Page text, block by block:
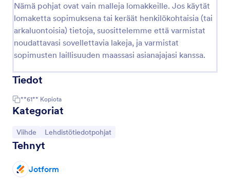
Nämä pohjat ovat vain malleja lomakkeille. Jos käytät
lomaketta sopimuksena tai keräät henkilökohtaisia (tai
arkaluontoisia) tietoja, suosittelemme että varmistat
noudattavasi sovellettavia lakeja, ja varmistat
sopimusten laillisuuden maassasi asianajajasi kanssa.
Tiedot
**61** Kopiota
Kategoriat
Siirry kategoriaan:
Viihde Siirry kategoriaan:
Lehdistötiedotpohjat
Tehnyt
Jotform